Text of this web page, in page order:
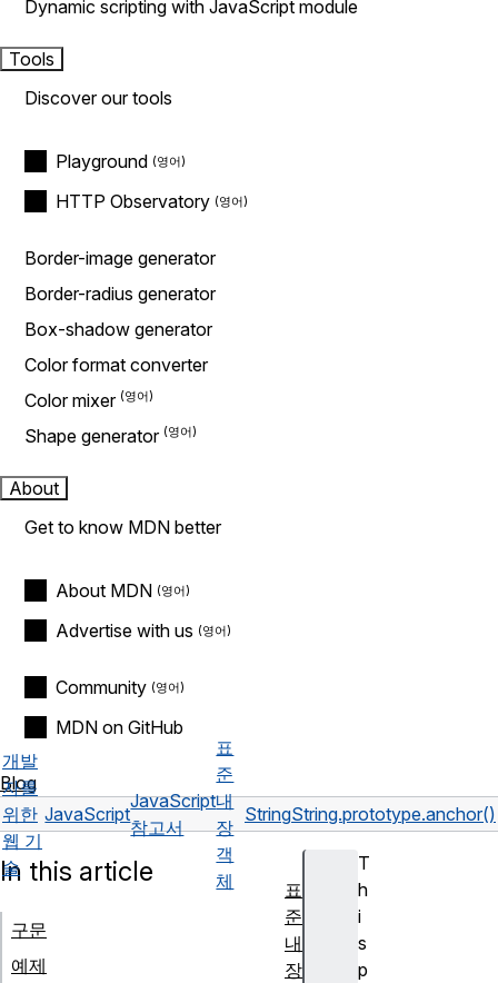
Dynamic scripting with JavaScript module
Tools
Discover our tools
Playground
HTTP Observatory
Border-image generator
Border-radius generator
Box-shadow generator
Color format converter
Color mixer
Shape generator
About
Get to know MDN better
About MDN
Advertise with us
Community
MDN on GitHub
Blog
개발
자를
위한
웹 기
술
JavaScript
JavaScript
참고서
표
준
내
장
객
체
StringString.prototype.anchor()
T
h
i
s
p
In this article
구문
예제
표
준
내
장